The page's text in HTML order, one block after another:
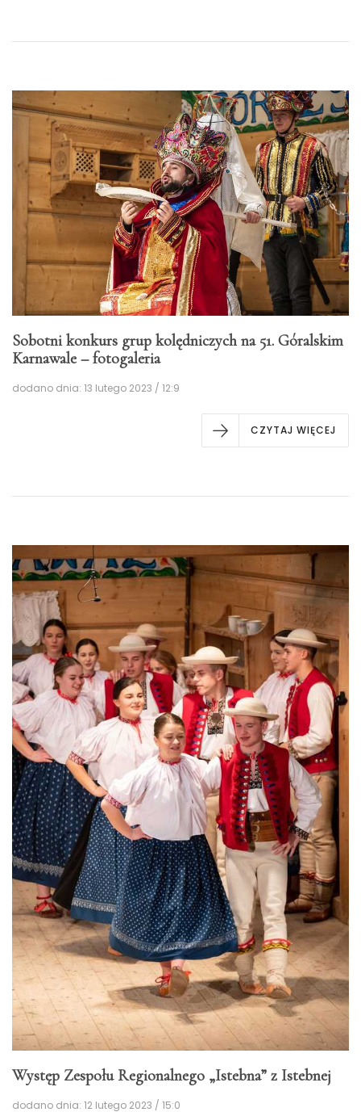
Sobotni konkurs grup kolędniczych na 51. Góralskim
Karnawale – fotogaleria
dodano dnia: 13 lutego 2023 / 12:9
CZYTAJ WIĘCEJ
Występ Zespołu Regionalnego „Istebna” z Istebnej
dodano dnia: 12 lutego 2023 / 15:0